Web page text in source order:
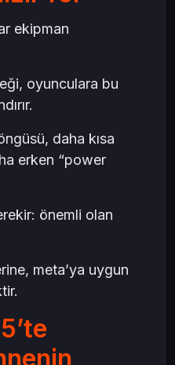
ekipman
oyunculara bu
daha kısa
erken “power
önemli olan
meta’ya uygun